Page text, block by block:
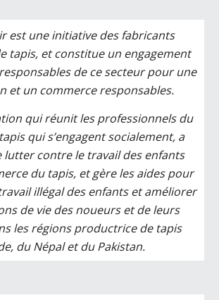
est une initiative des fabricants
tapis, et constitue un engagement
de ce secteur pour une
et un commerce responsables.
qui réunit les professionnels du
qui s’engagent socialement, a
lutter contre le travail des enfants
du tapis, et gère les aides pour
illégal des enfants et améliorer
de vie des noueurs et de leurs
les régions productrice de tapis
du Népal et du Pakistan.